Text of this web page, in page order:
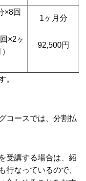
×8回
回×2ヶ
1ヶ月分
92,500円
。
コースでは、分割払
受講する場合は、紹
行なっているので、